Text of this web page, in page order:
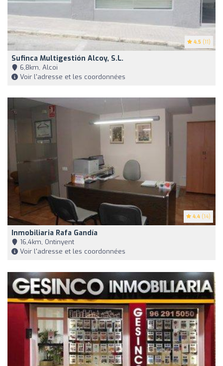
4.5 (11)
Sufinca Multigestión Alcoy, S.L.
6,8km, Alcoi
Voir l'adresse et les coordonnées
4.4 (14)
Inmobiliaria Rafa Gandía
16,4km, Ontinyent
Voir l'adresse et les coordonnées